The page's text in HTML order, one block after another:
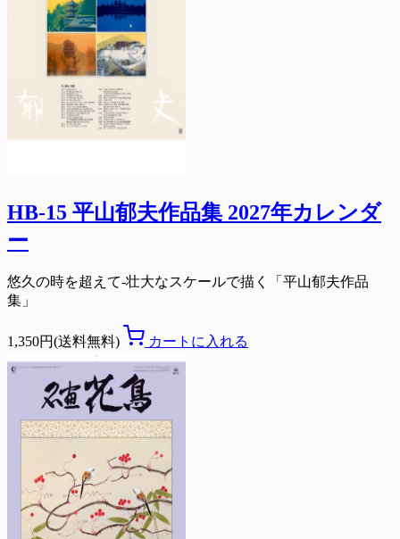
HB-15 平山郁夫作品集 2027年カレンダ
ー
悠久の時を超えて-壮大なスケールで描く「平山郁夫作品
集」
1,350円(送料無料) カートに入れる